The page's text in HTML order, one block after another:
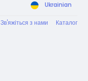
Ukrainian
Зв'яжіться з нами Каталог